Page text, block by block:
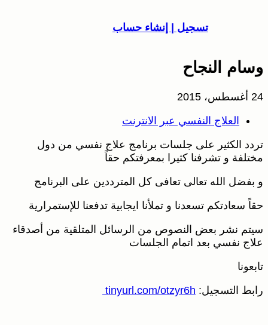
تسجيل | إنشاء حساب
وسام النجاح
24 أغسطس، 2015
العلاج النفسي عبر الانترنت
تردد الكثير على جلسات برنامج علاج نفسي من دول
مختلفة و تشرفنا كثيرا بمعرفتكم حقاً
و بفضل الله تعالى تعافى كل المترددين على البرنامج
حقاً سعادتكم تسعدنا و تملأنا ايجابية تدفعنا للإستمرارية
سيتم نشر بعض النصوص من الرسائل المتلقية من أصدقاء
علاج نفسي بعد اتمام الجلسات
تابعونا
رابط التسجيل: tinyurl.com/otzyr6h